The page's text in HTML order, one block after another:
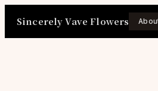
Sincerely Vave Flowers